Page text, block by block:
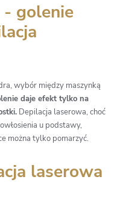
- golenie
wybór między maszynką
daje efekt tylko na
Depilacja laserowa, choć
u podstawy,
można tylko pomarzyć.
laserowa